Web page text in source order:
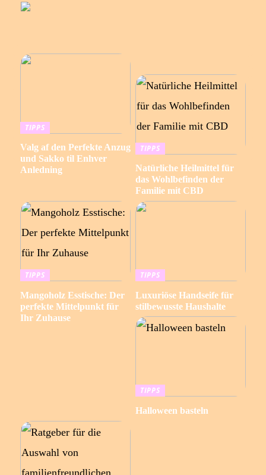
TIPPS
Valg af den Perfekte Anzug
und Sakko til Enhver
Anledning
TIPPS
Natürliche Heilmittel für
das Wohlbefinden der
Familie mit CBD
TIPPS
Mangoholz Esstische: Der
perfekte Mittelpunkt für
Ihr Zuhause
TIPPS
Luxuriöse Handseife für
stilbewusste Haushalte
TIPPS
Halloween basteln